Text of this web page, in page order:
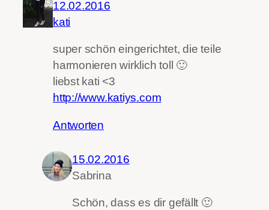
12.02.2016
kati
super schön eingerichtet, die teile
harmonieren wirklich toll 🙂
liebst kati <3
http://www.katiys.com
Antworten
15.02.2016
Sabrina
Schön, dass es dir gefällt 🙂